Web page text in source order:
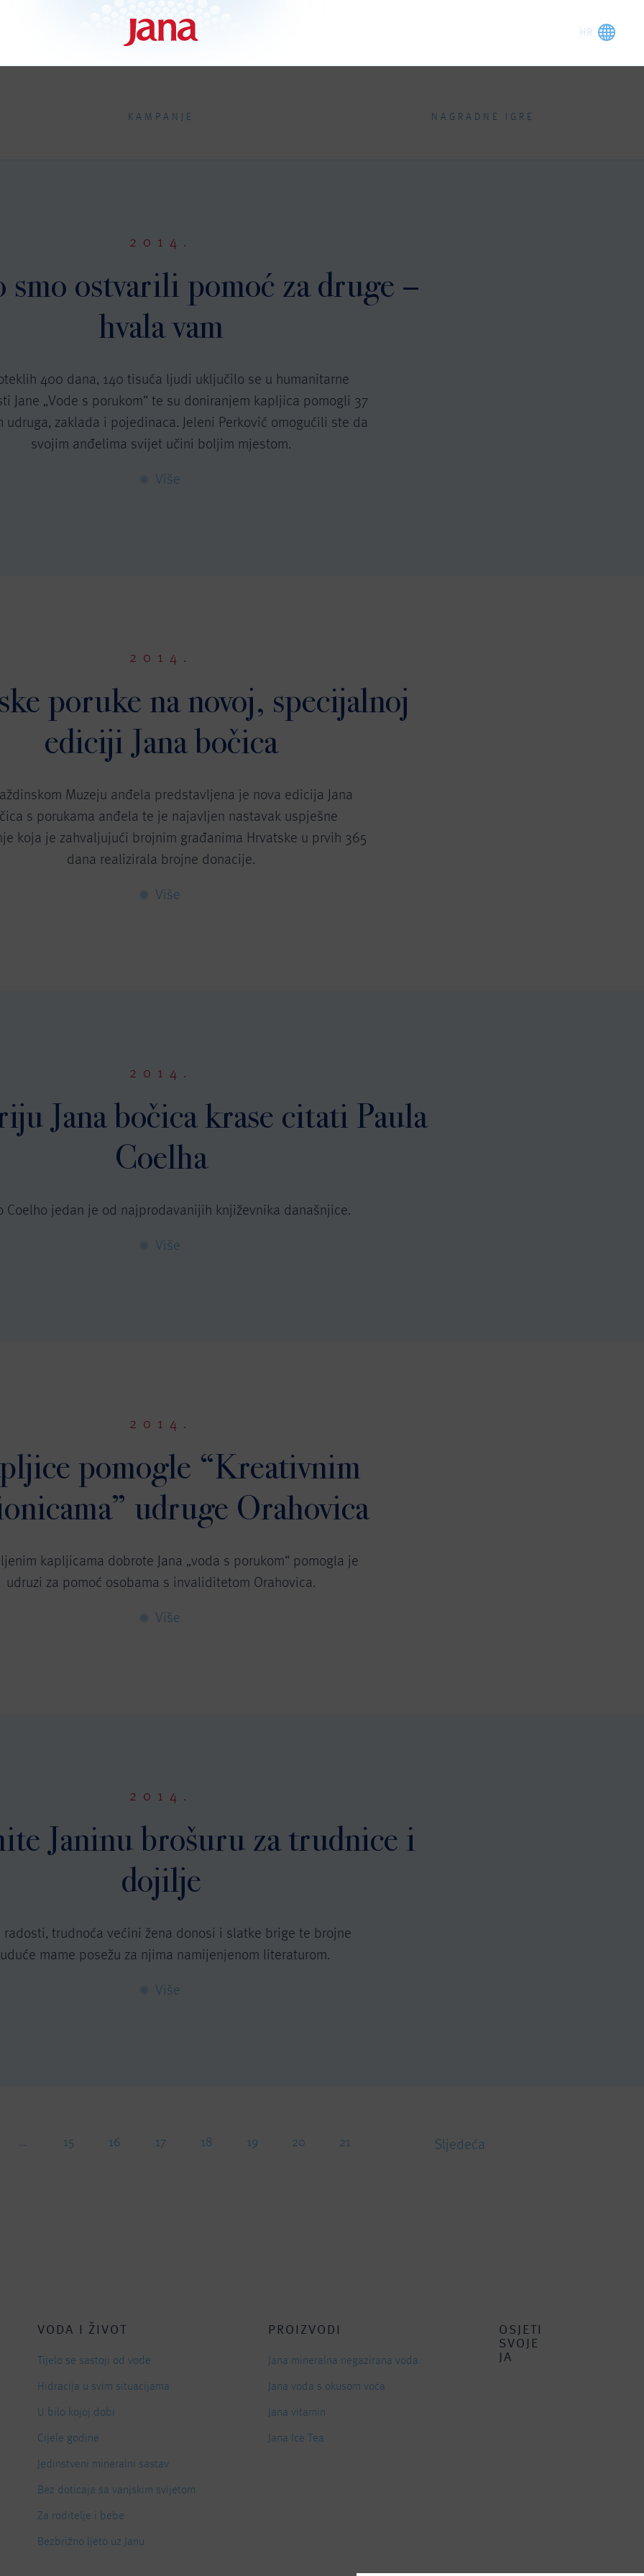
KAMPANJE NAGRADNE IGRE
2014.
smo ostvarili pomoć za druge –
hvala vam
400 dana, 140 tisuća ljudi uključilo se u humanitarne
Jane „Vode s porukom“ te su doniranjem kapljica pomogli 37
udruga, zaklada i pojedinaca. Jeleni Perković omogućili ste da
svojim anđelima svijet učini boljim mjestom.
Više
2014.
poruke na novoj, specijalnoj
ediciji Jana bočica
Muzeju anđela predstavljena je nova edicija Jana
s porukama anđela te je najavljen nastavak uspješne
koja je zahvaljujući brojnim građanima Hrvatske u prvih 365
dana realizirala brojne donacije.
Više
2014.
Jana bočica krase citati Paula
Coelha
Coelho jedan je od najprodavanijih književnika današnjice.
Više
2014.
pomogle “Kreativnim
udruge Orahovica
kapljicama dobrote Jana „voda s porukom“ pomogla je
udruzi za pomoć osobama s invaliditetom Orahovica.
Više
2014.
Janinu brošuru za trudnice i
dojilje
radosti, trudnoća većini žena donosi i slatke brige te brojne
mame posežu za njima namijenjenom literaturom.
Više
… 15 16 17 18 19 20 21 Sljedeća
VODA I ŽIVOT
Tijelo se sastoji od vode
Hidracija u svim situacijama
U bilo kojoj dobi
Cijele godine
Jedinstveni mineralni sastav
Bez doticaja sa vanjskim svijetom
Za roditelje i bebe
Bezbrižno ljeto uz Janu
PROIZVODI
Jana mineralna negazirana voda
Jana voda s okusom voća
Jana vitamin
Jana Ice Tea
OSJETI
SVOJE
JA